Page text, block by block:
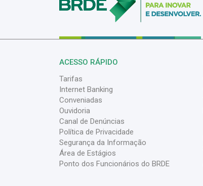
ACESSO RÁPIDO
Tarifas
Internet Banking
Conveniadas
Ouvidoria
Canal de Denúncias
Política de Privacidade
Segurança da Informação
Área de Estágios
Ponto dos Funcionários do BRDE